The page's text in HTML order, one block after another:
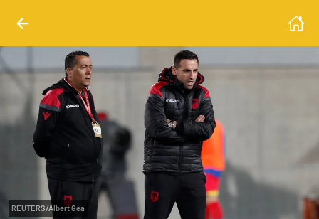
REUTERS/Albert Gea